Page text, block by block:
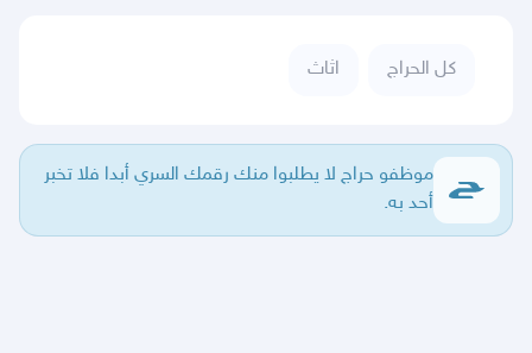
كل الحراج اثاث
موظفو حراج لا يطلبوا منك رقمك السري أبدا فلا تخبر
أحد به.